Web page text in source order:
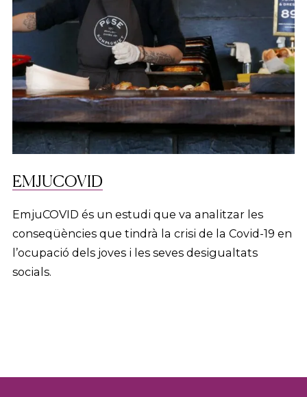
EMJUCOVID
EmjuCOVID és un estudi que va analitzar les
conseqüències que tindrà la crisi de la Covid-19 en
l’ocupació dels joves i les seves desigualtats
socials.